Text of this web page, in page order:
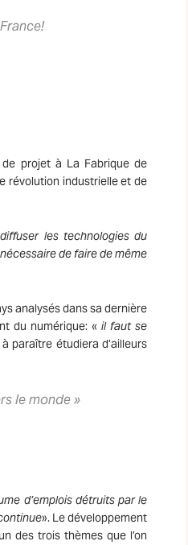
projet à La Fabrique de
révolution industrielle et de
les technologies du
de faire de même
analysés dans sa dernière
du numérique: « il faut se
paraître étudiera d’ailleurs
le monde »
d’emplois détruits par le
». Le développement
des trois thèmes que l’on